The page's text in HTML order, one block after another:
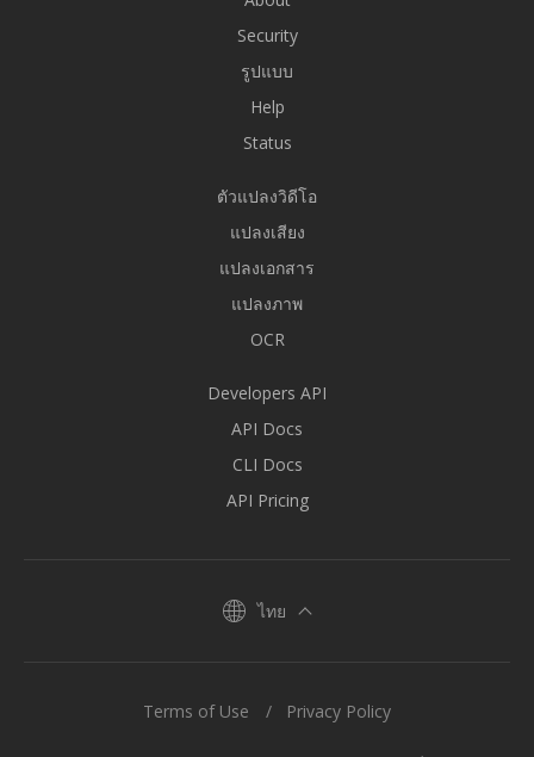
Security
รูปแบบ
Help
Status
ตัวแปลงวิดีโอ
แปลงเสียง
แปลงเอกสาร
แปลงภาพ
OCR
Developers API
API Docs
CLI Docs
API Pricing
ไทย
Terms of Use Privacy Policy